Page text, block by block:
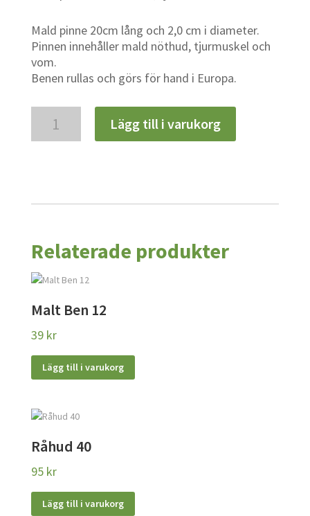
Mald pinne 20cm lång och 2,0 cm i diameter.
Pinnen innehåller mald nöthud, tjurmuskel och
vom.
Benen rullas och görs för hand i Europa.
mängd
Lägg till i varukorg
Relaterade produkter
Malt Ben 12
39 kr
Lägg till i varukorg
Råhud 40
95 kr
Lägg till i varukorg